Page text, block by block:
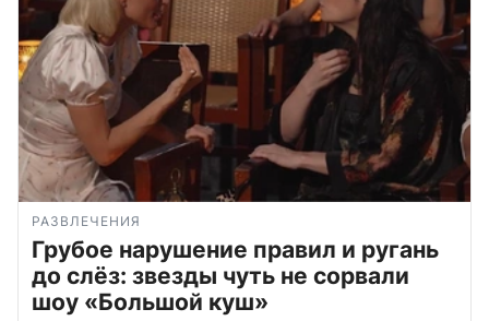
РАЗВЛЕЧЕНИЯ
Грубое нарушение правил и ругань
до слёз: звезды чуть не сорвали
шоу «Большой куш»